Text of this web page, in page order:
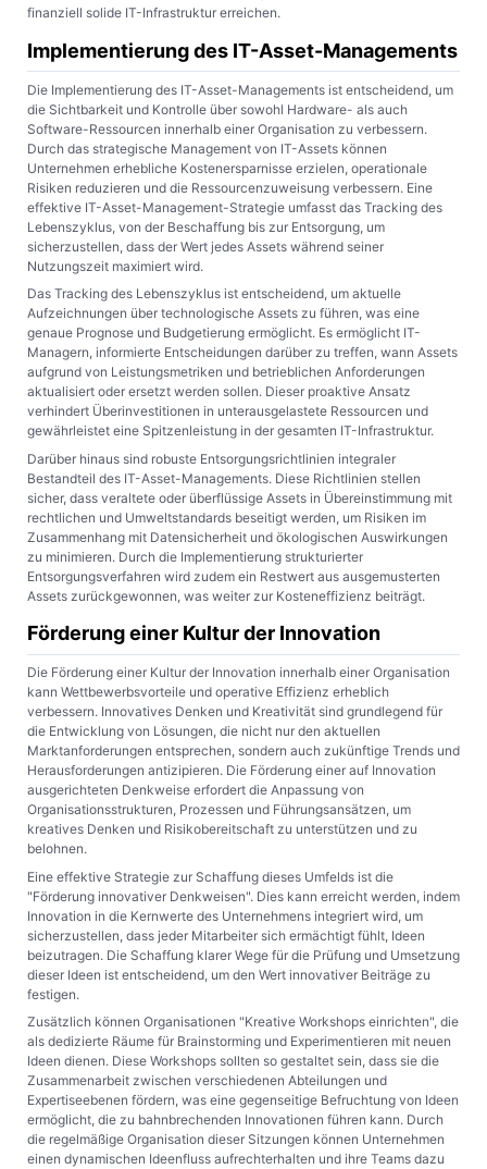
finanziell solide IT-Infrastruktur erreichen.
Implementierung des IT-Asset-Managements
Die Implementierung des IT-Asset-Managements ist entscheidend, um
die Sichtbarkeit und Kontrolle über sowohl Hardware- als auch
Software-Ressourcen innerhalb einer Organisation zu verbessern.
Durch das strategische Management von IT-Assets können
Unternehmen erhebliche Kostenersparnisse erzielen, operationale
Risiken reduzieren und die Ressourcenzuweisung verbessern. Eine
effektive IT-Asset-Management-Strategie umfasst das Tracking des
Lebenszyklus, von der Beschaffung bis zur Entsorgung, um
sicherzustellen, dass der Wert jedes Assets während seiner
Nutzungszeit maximiert wird.
Das Tracking des Lebenszyklus ist entscheidend, um aktuelle
Aufzeichnungen über technologische Assets zu führen, was eine
genaue Prognose und Budgetierung ermöglicht. Es ermöglicht IT-
Managern, informierte Entscheidungen darüber zu treffen, wann Assets
aufgrund von Leistungsmetriken und betrieblichen Anforderungen
aktualisiert oder ersetzt werden sollen. Dieser proaktive Ansatz
verhindert Überinvestitionen in unterausgelastete Ressourcen und
gewährleistet eine Spitzenleistung in der gesamten IT-Infrastruktur.
Darüber hinaus sind robuste Entsorgungsrichtlinien integraler
Bestandteil des IT-Asset-Managements. Diese Richtlinien stellen
sicher, dass veraltete oder überflüssige Assets in Übereinstimmung mit
rechtlichen und Umweltstandards beseitigt werden, um Risiken im
Zusammenhang mit Datensicherheit und ökologischen Auswirkungen
zu minimieren. Durch die Implementierung strukturierter
Entsorgungsverfahren wird zudem ein Restwert aus ausgemusterten
Assets zurückgewonnen, was weiter zur Kosteneffizienz beiträgt.
Förderung einer Kultur der Innovation
Die Förderung einer Kultur der Innovation innerhalb einer Organisation
kann Wettbewerbsvorteile und operative Effizienz erheblich
verbessern. Innovatives Denken und Kreativität sind grundlegend für
die Entwicklung von Lösungen, die nicht nur den aktuellen
Marktanforderungen entsprechen, sondern auch zukünftige Trends und
Herausforderungen antizipieren. Die Förderung einer auf Innovation
ausgerichteten Denkweise erfordert die Anpassung von
Organisationsstrukturen, Prozessen und Führungsansätzen, um
kreatives Denken und Risikobereitschaft zu unterstützen und zu
belohnen.
Eine effektive Strategie zur Schaffung dieses Umfelds ist die
"Förderung innovativer Denkweisen". Dies kann erreicht werden, indem
Innovation in die Kernwerte des Unternehmens integriert wird, um
sicherzustellen, dass jeder Mitarbeiter sich ermächtigt fühlt, Ideen
beizutragen. Die Schaffung klarer Wege für die Prüfung und Umsetzung
dieser Ideen ist entscheidend, um den Wert innovativer Beiträge zu
festigen.
Zusätzlich können Organisationen "Kreative Workshops einrichten", die
als dedizierte Räume für Brainstorming und Experimentieren mit neuen
Ideen dienen. Diese Workshops sollten so gestaltet sein, dass sie die
Zusammenarbeit zwischen verschiedenen Abteilungen und
Expertiseebenen fördern, was eine gegenseitige Befruchtung von Ideen
ermöglicht, die zu bahnbrechenden Innovationen führen kann. Durch
die regelmäßige Organisation dieser Sitzungen können Unternehmen
einen dynamischen Ideenfluss aufrechterhalten und ihre Teams dazu